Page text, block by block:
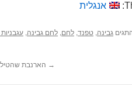
אנגלית
גבינה, טפנד, לחם, לחם גבינה,
→ הארנבת